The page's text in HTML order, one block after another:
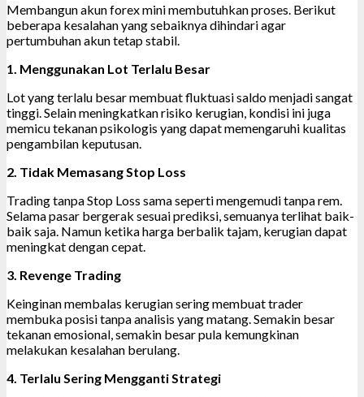
Membangun akun forex mini membutuhkan proses. Berikut
beberapa kesalahan yang sebaiknya dihindari agar
pertumbuhan akun tetap stabil.
1. Menggunakan Lot Terlalu Besar
Lot yang terlalu besar membuat fluktuasi saldo menjadi sangat
tinggi. Selain meningkatkan risiko kerugian, kondisi ini juga
memicu tekanan psikologis yang dapat memengaruhi kualitas
pengambilan keputusan.
2. Tidak Memasang Stop Loss
Trading tanpa Stop Loss sama seperti mengemudi tanpa rem.
Selama pasar bergerak sesuai prediksi, semuanya terlihat baik-
baik saja. Namun ketika harga berbalik tajam, kerugian dapat
meningkat dengan cepat.
3. Revenge Trading
Keinginan membalas kerugian sering membuat trader
membuka posisi tanpa analisis yang matang. Semakin besar
tekanan emosional, semakin besar pula kemungkinan
melakukan kesalahan berulang.
4. Terlalu Sering Mengganti Strategi